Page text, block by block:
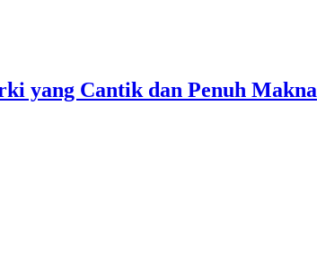
yang Cantik dan Penuh Makna